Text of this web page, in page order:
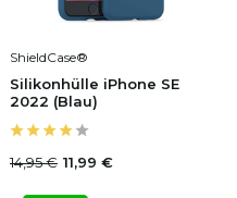
ShieldCase®
Silikonhülle iPhone SE
2022 (Blau)
14,95 € 11,99 €